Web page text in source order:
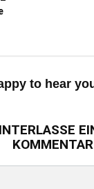
to hear
KOMMENTAR